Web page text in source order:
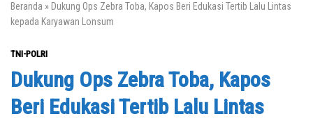
Beranda » Dukung Ops Zebra Toba, Kapos Beri Edukasi Tertib Lalu Lintas
kepada Karyawan Lonsum
TNI-POLRI
Dukung Ops Zebra Toba, Kapos
Beri Edukasi Tertib Lalu Lintas